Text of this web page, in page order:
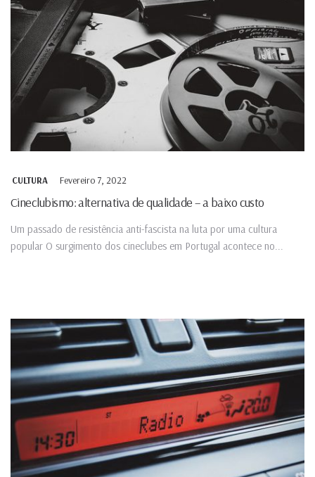
CULTURA Fevereiro 7, 2022
Cineclubismo: alternativa de qualidade – a baixo custo
Um passado de resistência anti-fascista na luta por uma cultura
popular O surgimento dos cineclubes em Portugal acontece no...